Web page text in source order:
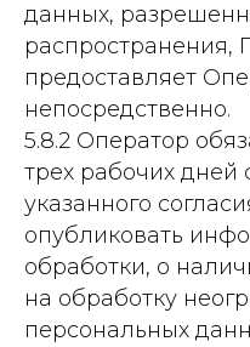
данных,
распространения,
предоставляет
непосредственно.
5.8.2 Оператор
трех рабочих дней
указанного
опубликовать
обработки, о
на обработку
персональных